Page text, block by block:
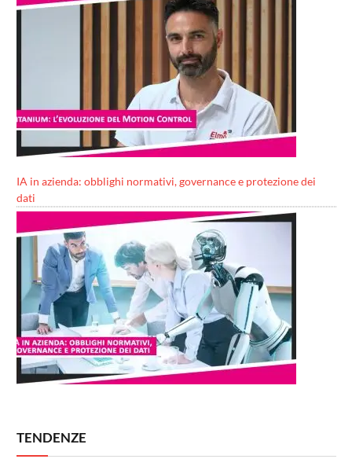
IA in azienda: obblighi normativi, governance e protezione dei
dati
TENDENZE